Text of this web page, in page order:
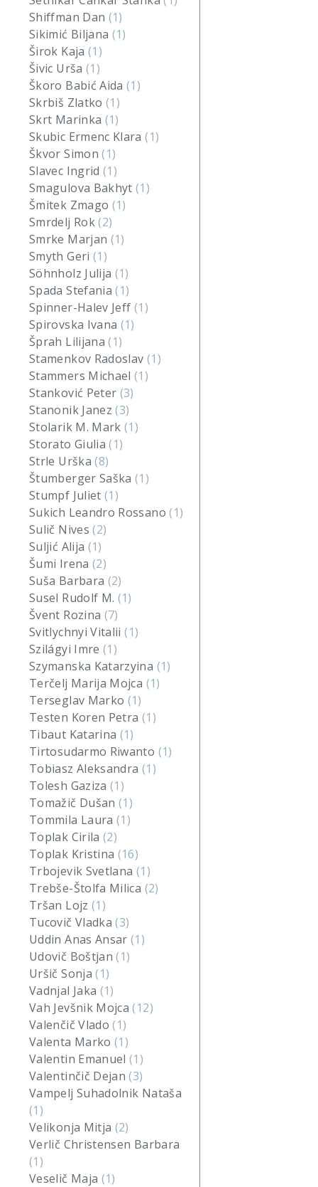
Shiffman Dan (1)
Sikimić Biljana (1)
Širok Kaja (1)
Šivic Urša (1)
Škoro Babić Aida(1)
Skrbiš Zlatko(1)
Skrt Marinka (1)
Skubic Ermenc Klara(1)
Škvor Simon(1)
Slavec Ingrid(1)
Smagulova Bakhyt(1)
Šmitek Zmago (1)
Smrdelj Rok(2)
Smrke Marjan (1)
Smyth Geri (1)
Söhnholz Julija (1)
Spada Stefania(1)
Spinner-Halev Jeff (1)
Spirovska Ivana (1)
Šprah Lilijana(1)
Stamenkov Radoslav (1)
Stammers Michael(1)
Stanković Peter (3)
Stanonik Janez(3)
Stolarik M. Mark(1)
Storato Giulia(1)
Strle Urška(8)
Štumberger Saška(1)
Stumpf Juliet(1)
Sukich Leandro Rossano(1)
Sulič Nives(2)
Suljić Alija (1)
Šumi Irena (2)
Suša Barbara (2)
Susel Rudolf M. (1)
Švent Rozina (7)
Svitlychnyi Vitalii(1)
Szilágyi Imre(1)
Szymanska Katarzyina (1)
Terčelj Marija Mojca (1)
Terseglav Marko (1)
Testen Koren Petra (1)
Tibaut Katarina (1)
Tirtosudarmo Riwanto (1)
Tobiasz Aleksandra (1)
Tolesh Gaziza(1)
Tomažič Dušan(1)
Tommila Laura(1)
Toplak Cirila(2)
Toplak Kristina (16)
Trbojevik Svetlana (1)
Trebše-Štolfa Milica (2)
Tršan Lojz (1)
Tucovič Vladka(3)
Uddin Anas Ansar(1)
Udovič Boštjan(1)
Uršič Sonja(1)
Vadnjal Jaka (1)
Vah Jevšnik Mojca(12)
Valenčič Vlado(1)
Valenta Marko(1)
Valentin Emanuel(1)
Valentinčič Dejan(3)
Vampelj Suhadolnik Nataša
(1)
Velikonja Mitja (2)
Verlič Christensen Barbara
(1)
Veselič Maja (1)